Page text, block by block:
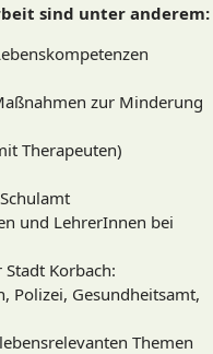
sind unter anderem:
zur Minderung
Therapeuten)
und LehrerInnen bei
Korbach:
Polizei, Gesundheitsamt,
Themen